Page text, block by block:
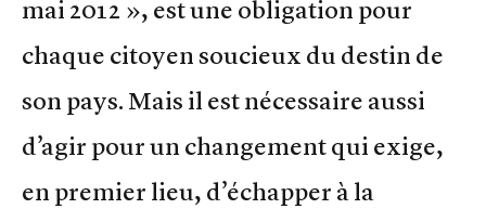
mai 2012 », est une obligation pour
chaque citoyen soucieux du destin de
son pays. Mais il est nécessaire aussi
d’agir pour un changement qui exige,
en premier lieu, d’échapper à la